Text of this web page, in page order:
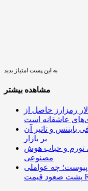
به این پست امتیاز بدید
مشاهده بیشتر
۲۵ میلیون دلار رمزارز حاصل از
عاشقانه است
بایننس و تاثیر آن
بر بازار
تورم و حباب هوش
مصنوعی
پیوست؛ چه عواملی